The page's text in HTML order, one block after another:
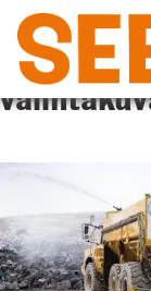
Siirry
sisältöön